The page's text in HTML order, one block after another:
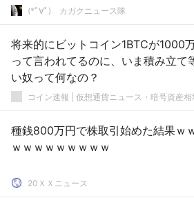
(*ﾟ∀ﾟ)ゞカガクニュース隊
将来的にビットコイン1BTCが1000
って言われてるのに、いま積み立て
い奴って何なの？
種銭800万円で株取引始めた結果ｗ
ｗｗｗｗｗｗｗｗｗ
20ＸＸニュース